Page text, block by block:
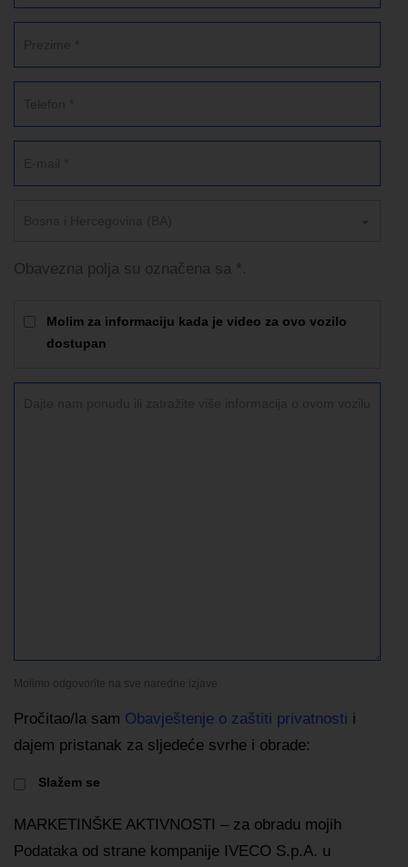
Obavezna polja su označena sa *.
Molim za informaciju kada je video za ovo vozilo
dostupan
Molimo odgovorite na sve naredne izjave
Pročitao/la sam Obavještenje o zaštiti privatnosti i
dajem pristanak za sljedeće svrhe i obrade:
Slažem se
MARKETINŠKE AKTIVNOSTI – za obradu mojih
Podataka od strane kompanije IVECO S.p.A. u